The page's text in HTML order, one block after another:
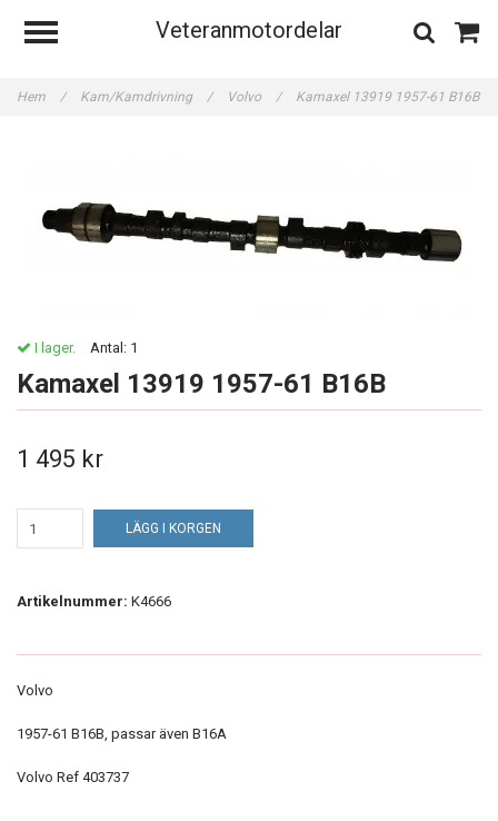
Veteranmotordelar
Hem / Kam/Kamdrivning / Volvo / Kamaxel 13919 1957-61 B16B
I lager. Antal: 1
Kamaxel 13919 1957-61 B16B
1 495 kr
LÄGG I KORGEN
Artikelnummer: K4666
Volvo
1957-61 B16B, passar även B16A
Volvo Ref 403737